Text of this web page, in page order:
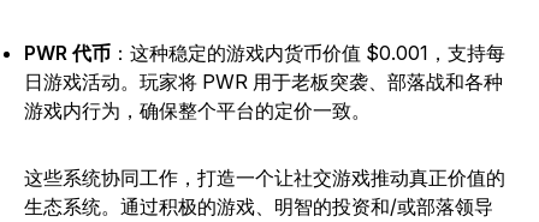
PWR 代币 ：这种稳定的游戏内货币价值 $0.001，支持每
日游戏活动。玩家将 PWR 用于老板突袭、部落战和各种
游戏内行为，确保整个平台的定价一致。
这些系统协同工作，打造一个让社交游戏推动真正价值的
生态系统。通过积极的游戏、明智的投资和/或部落领导